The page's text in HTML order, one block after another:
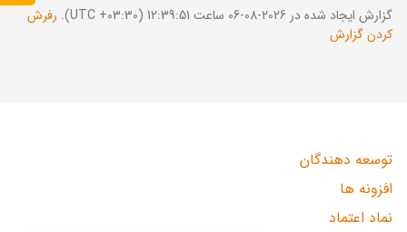
گزارش ایجاد شده در 2026-08-06 ساعت 12:39:51 (UTC +03:30).
رفرش
کردن گزارش
توسعه دهندگان
افزونه ها
نماد اعتماد